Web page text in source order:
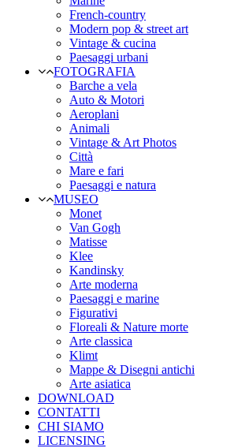
French-country
Modern pop & street art
Vintage & cucina
Paesaggi urbani
FOTOGRAFIA
Barche a vela
Auto & Motori
Aeroplani
Animali
Vintage & Art Photos
Città
Mare e fari
Paesaggi e natura
MUSEO
Monet
Van Gogh
Matisse
Klee
Kandinsky
Arte moderna
Paesaggi e marine
Figurativi
Floreali & Nature morte
Arte classica
Klimt
Mappe & Disegni antichi
Arte asiatica
DOWNLOAD
CONTATTI
CHI SIAMO
LICENSING